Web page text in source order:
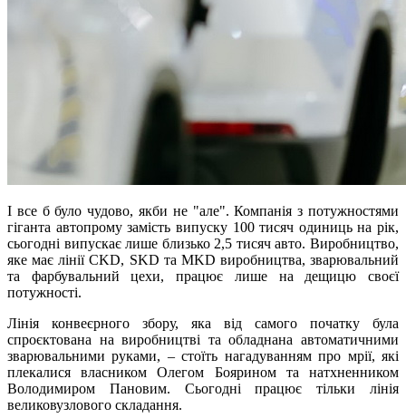
І все б було чудово, якби не "але". Компанія з потужностями
гіганта автопрому замість випуску 100 тисяч одиниць на рік,
сьогодні випускає лише близько 2,5 тисяч авто. Виробництво,
яке має лінії CKD, SKD та MKD виробництва, зварювальний
та фарбувальний цехи, працює лише на дещицю своєї
потужності.
Лінія конвеєрного збору, яка від самого початку була
спроєктована на виробництві та обладнана автоматичними
зварювальними руками, – стоїть нагадуванням про мрії, які
плекалися власником Олегом Боярином та натхненником
Володимиром Пановим. Сьогодні працює тільки лінія
великовузлового складання.